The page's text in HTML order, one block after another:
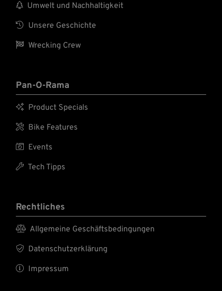
 Umwelt und Nachhaltigkeit
 Unsere Geschichte
 Wrecking Crew
Pan-O-Rama
 Product Specials
 Bike Features
 Events
 Tech Tipps
Rechtliches
 Allgemeine Geschäftsbedingungen
 Datenschutzerklärung
 Impressum